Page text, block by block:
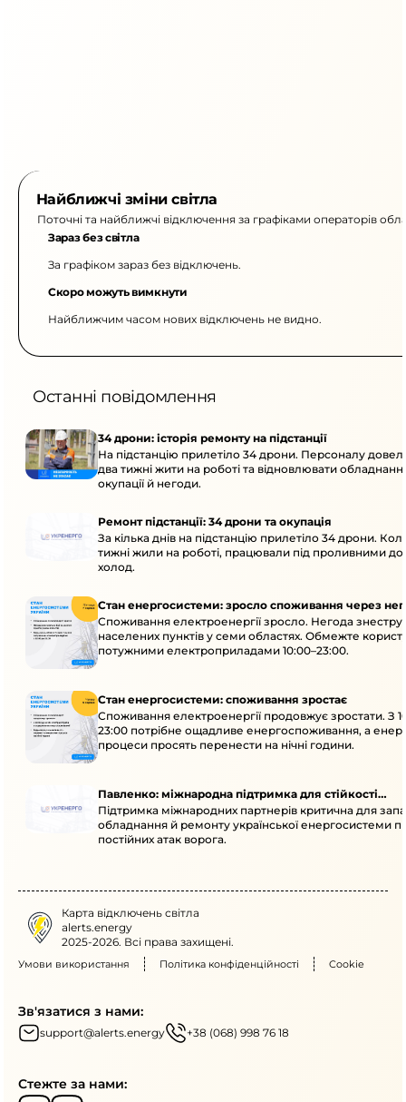
Найближчі зміни світла
Поточні та найближчі відключення за графіками операторів
Зараз без світла
За графіком зараз без відключень.
Скоро можуть вимкнути
Найближчим часом нових відключень не видно.
Останні повідомлення
34 дрони: історія ремонту на підстанції
На підстанцію прилетіло 34 дрони. Персоналу
два тижні жити на роботі та відновлювати
окупації й негоди.
Ремонт підстанції: 34 дрони та окупація
За кілька днів на підстанцію прилетіло 34 дрони.
тижні жили на роботі, працювали під проливними
холод.
Стан енергосистеми: зросло споживання через
Споживання електроенергії зросло. Негода
населених пунктів у семи областях. Обмежте
потужними електроприладами 10:00–23:00.
Стан енергосистеми: споживання зростає
Споживання електроенергії продовжує зростати. З
23:00 потрібне ощадливе енергоспоживання, а
процеси просять перенести на нічні години.
Павленко: міжнародна підтримка для стійкості
енергосистеми
Підтримка міжнародних партнерів критична для
обладнання й ремонту української енергосистеми
постійних атак ворога.
Карта відключень світла
alerts.energy
2025-2026. Всі права захищені.
Умови використання Політика конфіденційності Cookie
Зв'язатися з нами:
support@alerts.energy +38 (068) 998 76 18
Стежте за нами: